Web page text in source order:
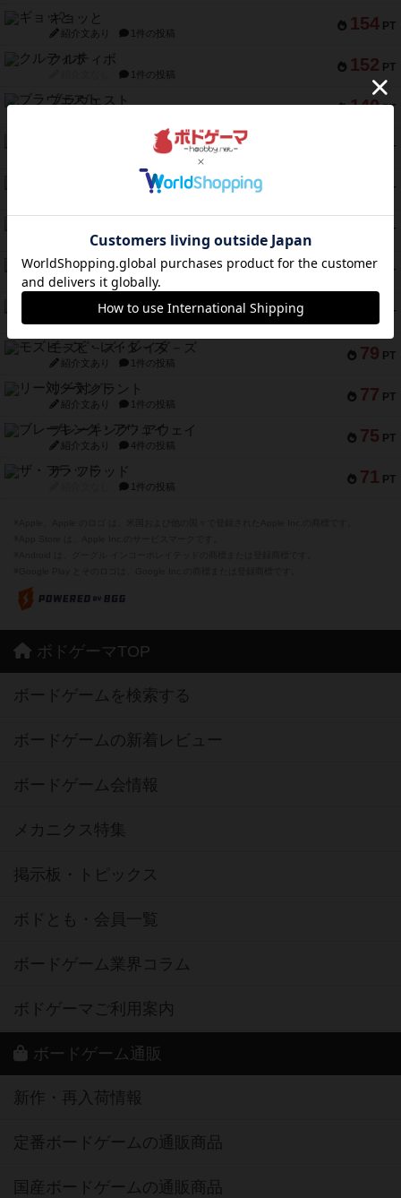
154 PT
ギョッと
紹介文あり 1件の投稿
152 PT
クルティボ
1件の投稿
140 PT
ブラヴェスト
PT
ドブル：ポケットモンスター
4件の投稿
PT
ジャンヌ・ダルク-オルレアン ドロー＆ライト
PT
紹介文あり 3件の投稿
88 PT
ダイススローン
紹介文なし 1件の投稿
PT
ガルフストライク
79 PT
モズビ－ズ・レイダ－ズ
紹介文あり 1件の投稿
77 PT
リー対グラント
紹介文あり 1件の投稿
75 PT
ブレーキング・アウェイ
紹介文あり 4件の投稿
71 PT
ザ・フラッド
1件の投稿
ボドゲーマTOP
ボードゲームを検索する
ボードゲームの新着レビュー
ボードゲーム会情報
メカニクス特集
掲示板・トピックス
ボドとも・会員一覧
ボードゲーム業界コラム
ボドゲーマご利用案内
ボードゲーム通販
新作・再入荷情報
定番ボードゲームの通販商品
国産ボードゲームの通販商品